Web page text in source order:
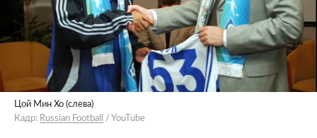
Цой Мин Хо (слева)
Кадр: Russian Football / YouTube